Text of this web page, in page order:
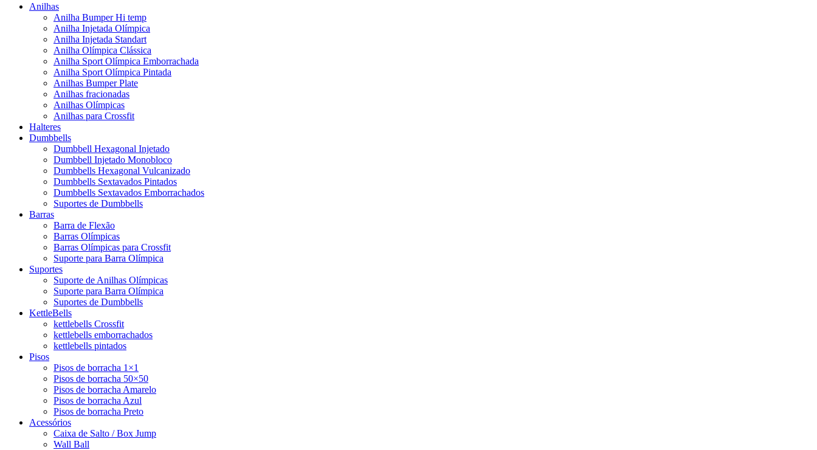
Anilhas
Anilha Bumper Hi temp
Anilha Injetada Olímpica
Anilha Injetada Standart
Anilha Olímpica Clássica
Anilha Sport Olímpica Emborrachada
Anilha Sport Olímpica Pintada
Anilhas Bumper Plate
Anilhas fracionadas
Anilhas Olímpicas
Anilhas para Crossfit
Halteres
Dumbbells
Dumbbell Hexagonal Injetado
Dumbbell Injetado Monobloco
Dumbbells Hexagonal Vulcanizado
Dumbbells Sextavados Pintados
Dumbbells Sextavados Emborrachados
Suportes de Dumbbells
Barras
Barra de Flexão
Barras Olímpicas
Barras Olímpicas para Crossfit
Suporte para Barra Olímpica
Suportes
Suporte de Anilhas Olímpicas
Suporte para Barra Olímpica
Suportes de Dumbbells
KettleBells
kettlebells Crossfit
kettlebells emborrachados
kettlebells pintados
Pisos
Pisos de borracha 1×1
Pisos de borracha 50×50
Pisos de borracha Amarelo
Pisos de borracha Azul
Pisos de borracha Preto
Acessórios
Caixa de Salto / Box Jump
Wall Ball